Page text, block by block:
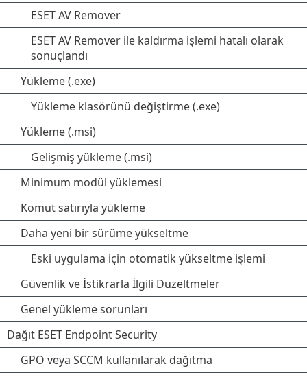
ESET AV Remover
ESET AV Remover ile kaldırma işlemi hatalı olarak
sonuçlandı
Yükleme (.exe)
Yükleme klasörünü değiştirme (.exe)
Yükleme (.msi)
Gelişmiş yükleme (.msi)
Minimum modül yüklemesi
Komut satırıyla yükleme
Daha yeni bir sürüme yükseltme
Eski uygulama için otomatik yükseltme işlemi
Güvenlik ve İstikrarla İlgili Düzeltmeler
Genel yükleme sorunları
Dağıt ESET Endpoint Security
GPO veya SCCM kullanılarak dağıtma